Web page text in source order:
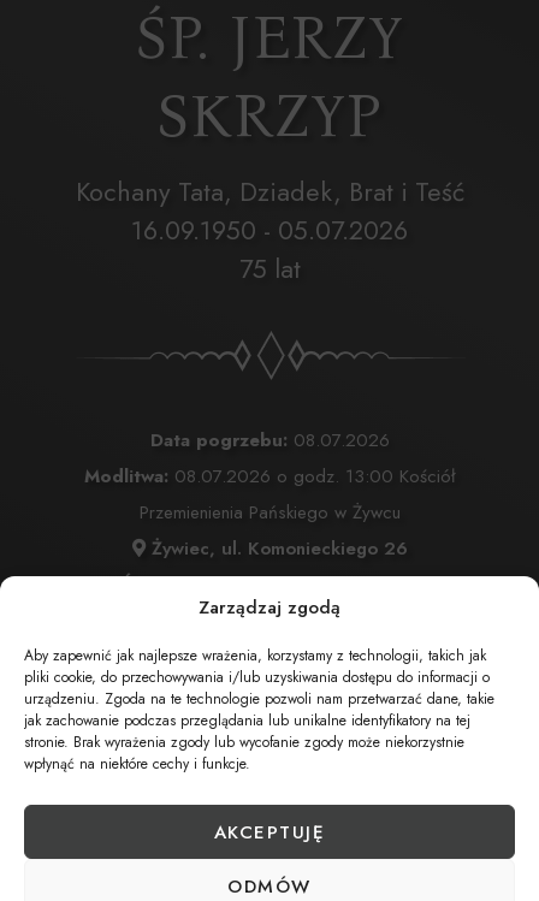
Zarządzaj zgodą
Aby zapewnić jak najlepsze wrażenia, korzystamy z technologii, takich jak
pliki cookie, do przechowywania i/lub uzyskiwania dostępu do informacji o
urządzeniu. Zgoda na te technologie pozwoli nam przetwarzać dane, takie
jak zachowanie podczas przeglądania lub unikalne identyfikatory na tej
stronie. Brak wyrażenia zgody lub wycofanie zgody może niekorzystnie
wpłynąć na niektóre cechy i funkcje.
AKCEPTUJĘ
ODMÓW
ŚP. JERZY
SKRZYP
Kochany Tata, Dziadek, Brat i Teść
16.09.1950 - 05.07.2026
75 lat
Data pogrzebu: 08.07.2026
Modlitwa: 08.07.2026 o godz. 13:00 Kościół
Przemienienia Pańskiego w Żywcu
Żywiec, ul. Komonieckiego 26
Msza Święta:08.07.2026 o godz. 13:30 Kościół
Przemienienia Pańskiego w Żywcu
Żywiec, ul. Komonieckiego 26
Wyprowadzenie do grobu o godz.14:30
Cmentarz:Cmentarz Przemienienia Pańskiego w Żywcu
Żywiec, ul. Komonieckiego 26
UDOSTĘPNIJ NEKROLOG